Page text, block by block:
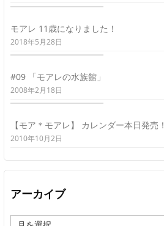
モアレ 11歳になりました！
2018年5月28日
#09 「モアレの水族館」
2008年2月18日
【モア＊モアレ】 カレンダー本日発売！
2010年10月2日
アーカイブ